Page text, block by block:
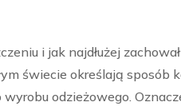
i jak najdłużej
świecie określają
odzieżowego.